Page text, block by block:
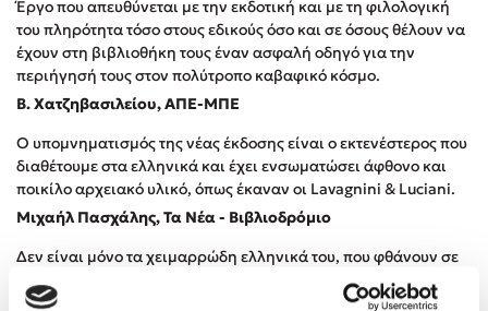
Έργο που απευθύνεται με την εκδοτική και με τη φιλολογική
του πληρότητα τόσο στους εδικούς όσο και σε όσους θέλουν να
έχουν στη βιβλιοθήκη τους έναν ασφαλή οδηγό για την
περιήγησή τους στον πολύτροπο καβαφικό κόσμο.
Β. Χατζηβασιλείου, ΑΠΕ-ΜΠΕ
Ο υπομνηματισμός της νέας έκδοσης είναι ο εκτενέστερος που
διαθέτουμε στα ελληνικά και έχει ενσωματώσει άφθονο και
ποικίλο αρχειακό υλικό, όπως έκαναν οι Lavagnini & Luciani.
Μιχαήλ Πασχάλης, Τα Νέα - Βιβλιοδρόμιο
Δεν είναι μόνο τα χειμαρρώδη ελληνικά του, που φθάνουν σε
εμάς με έναν ευεργετικό παφλασμό, είναι και ο τρόπος του
Εουσέμπι Αγιένσα (Eusebi Ayensa), η πίστη του σε όσα